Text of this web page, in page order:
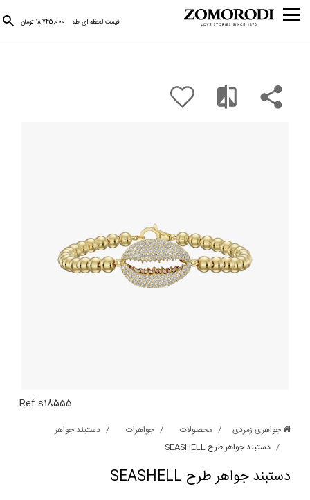
قیمت لحظه ای طلا 18,745,000 تومان
Ref s18555
جواهری زمردی محصولات جواهرات
دستبند جواهر
دستبند جواهر طرح SEASHELL
دستبند جواهر طرح SEASHELL